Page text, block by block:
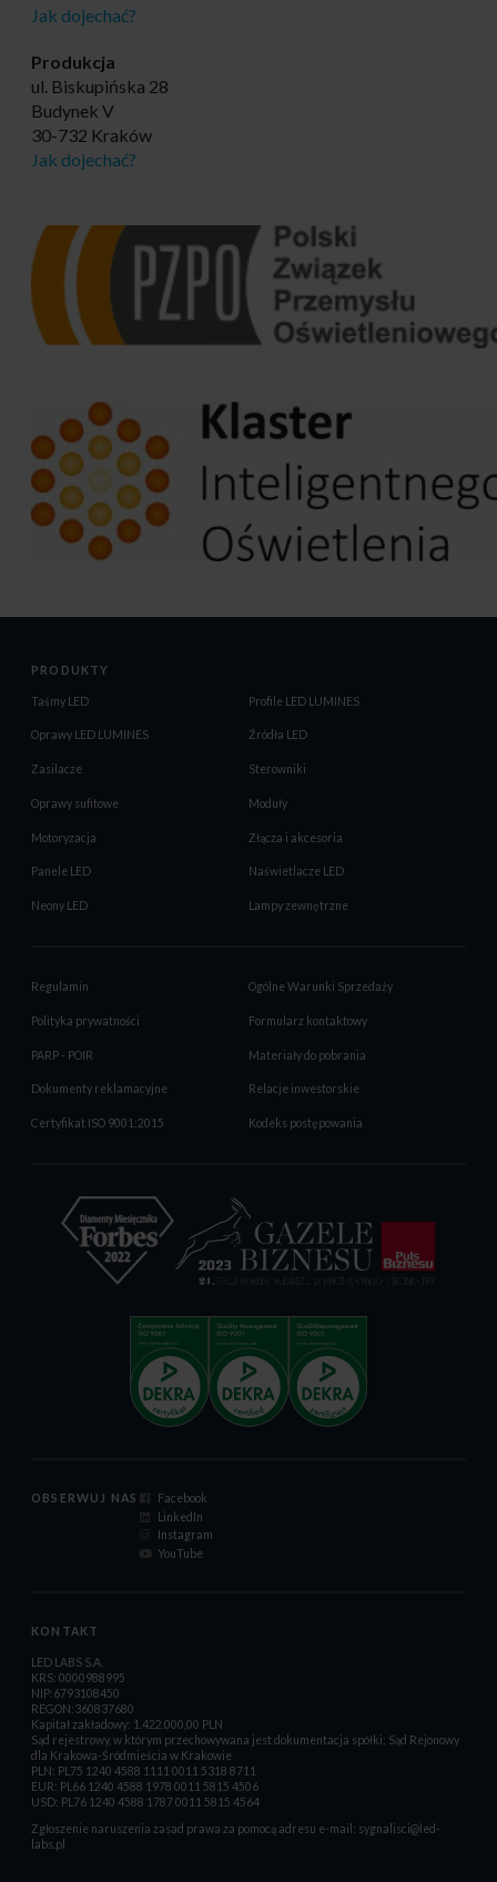
Jak dojechać?
Produkcja
ul. Biskupińska 28
Budynek V
30-732 Kraków
Jak dojechać?
PRODUKTY
Taśmy LED Profile LED LUMINES
Oprawy LED LUMINES Źródła LED
Zasilacze Sterowniki
Oprawy sufitowe Moduły
Motoryzacja Złącza i akcesoria
Panele LED Naświetlacze LED
Neony LED Lampy zewnętrzne
Regulamin Ogólne Warunki Sprzedaży
Polityka prywatności Formularz kontaktowy
PARP - POIR Materiały do pobrania
Dokumenty reklamacyjne Relacje inwestorskie
Certyfikat ISO 9001:2015 Kodeks postępowania
OBSERWUJ NAS
Facebook
LinkedIn
Instagram
YouTube
KONTAKT
LED LABS S.A.
KRS: 0000988995
NIP:6793108450
REGON:360837680
Kapitał zakładowy: 1.422.000,00 PLN
Sąd rejestrowy, w którym przechowywana jest dokumentacja spółki: Sąd Rejonowy
dla Krakowa-Śródmieścia w Krakowie
PLN: PL75 1240 4588 1111 0011 5318 8711
EUR: PL66 1240 4588 1978 0011 5815 4506
USD: PL76 1240 4588 1787 0011 5815 4564
Zgłoszenie naruszenia zasad prawa za pomocą adresu e-mail: sygnalisci@led-
labs.pl